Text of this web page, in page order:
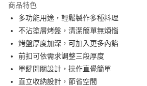
3.實際核准額度、可分期數及費用金額請依後續交
4.訂單成立30分鐘內，如未前往確認交易或遇審核
消。如遇「轉專審核」未通過狀況，表示未達大
法說明評估內容。
【繳款方式說明】
1.分期款項不併入電信帳單，「大哥付你分期」
2.透過簡訊連結打開帳單後，可選擇「超商條碼／
帳／街口支付／iPASS MONEY」等通路繳費。
宅配物流
離島郵局
每筆NT$100，滿NT$1,500(含以上)免運費
付款後門市自取
商品特色
多功能用途，輕鬆製作多種料理
不沾塗層烤盤，清潔簡單無煩惱
烤盤厚度加深，可加入更多內餡
前扣可依需求調整三段厚度
單鍵開關設計，操作直覺簡單
直立收納設計，節省空間